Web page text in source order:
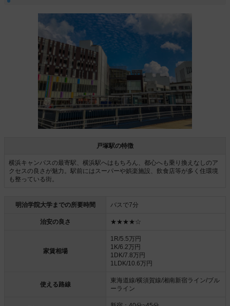
戸塚駅の特徴
横浜キャンパスの最寄駅、横浜駅へはもちろん、都心へも乗り換えなしのア
クセスの良さが魅力。駅前にはスーパーや娯楽施設、飲食店等が多く住環境
も整っている街。
明治学院大学までの所要時間 バスで7分
治安の良さ ★★★★☆
家賃相場
1R/5.5万円
1K/6.2万円
1DK/7.8万円
1LDK/10.6万円
使える路線
東海道線/横須賀線/湘南新宿ライン/ブル
ーライン